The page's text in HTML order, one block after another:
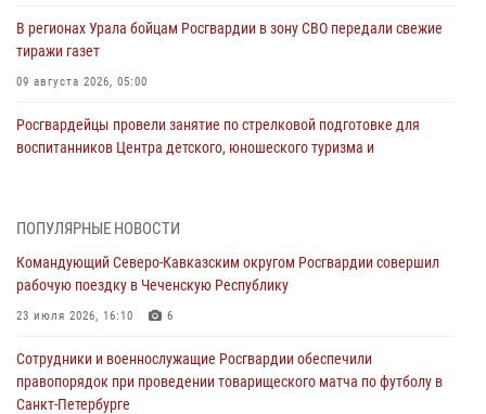
В регионах Урала бойцам Росгвардии в зону СВО передали свежие
тиражи газет
09 августа 2026, 05:00
Росгвардейцы провели занятие по стрелковой подготовке для
воспитанников Центра детского, юношеского туризма и
проходит в Сибири
09 августа 2026, 04:00
Поклонной горе в Москве (видео)
08 августа 2026, 14:10 3
ПОПУЛЯРНЫЕ НОВОСТИ
Командующий Северо-Кавказским округом Росгвардии совершил
рабочую поездку в Чеченскую Республику
23 июля 2026, 16:10 6
Сотрудники и военнослужащие Росгвардии обеспечили
правопорядок при проведении товарищеского матча по футболу в
Санкт-Петербурге